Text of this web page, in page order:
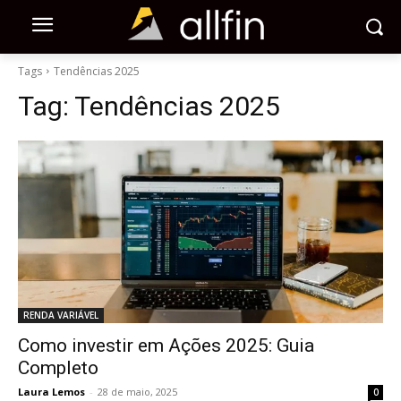
Tags Tendências 2025
Tag: Tendências 2025
RENDA VARIÁVEL
Como investir em Ações 2025: Guia
Completo
Laura Lemos - 28 de maio, 2025 0